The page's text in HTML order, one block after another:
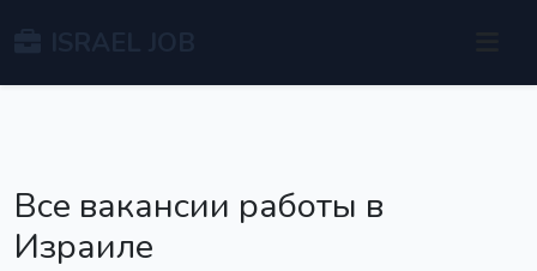
Все вакансии работы в
Израиле